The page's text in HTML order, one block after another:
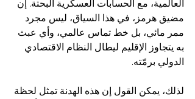
العالمية، مع الحسابات العسكرية البحتة. إن
مضيق هرمز، في هذا السياق، ليس مجرد
ممر مائي، بل خط تماس عالمي، وأي عبث
به يتجاوز الإقليم ليطال النظام الاقتصادي
الدولي برمّته.
لذلك، يمكن القول إن هذه الهدنة تمثل لحظة